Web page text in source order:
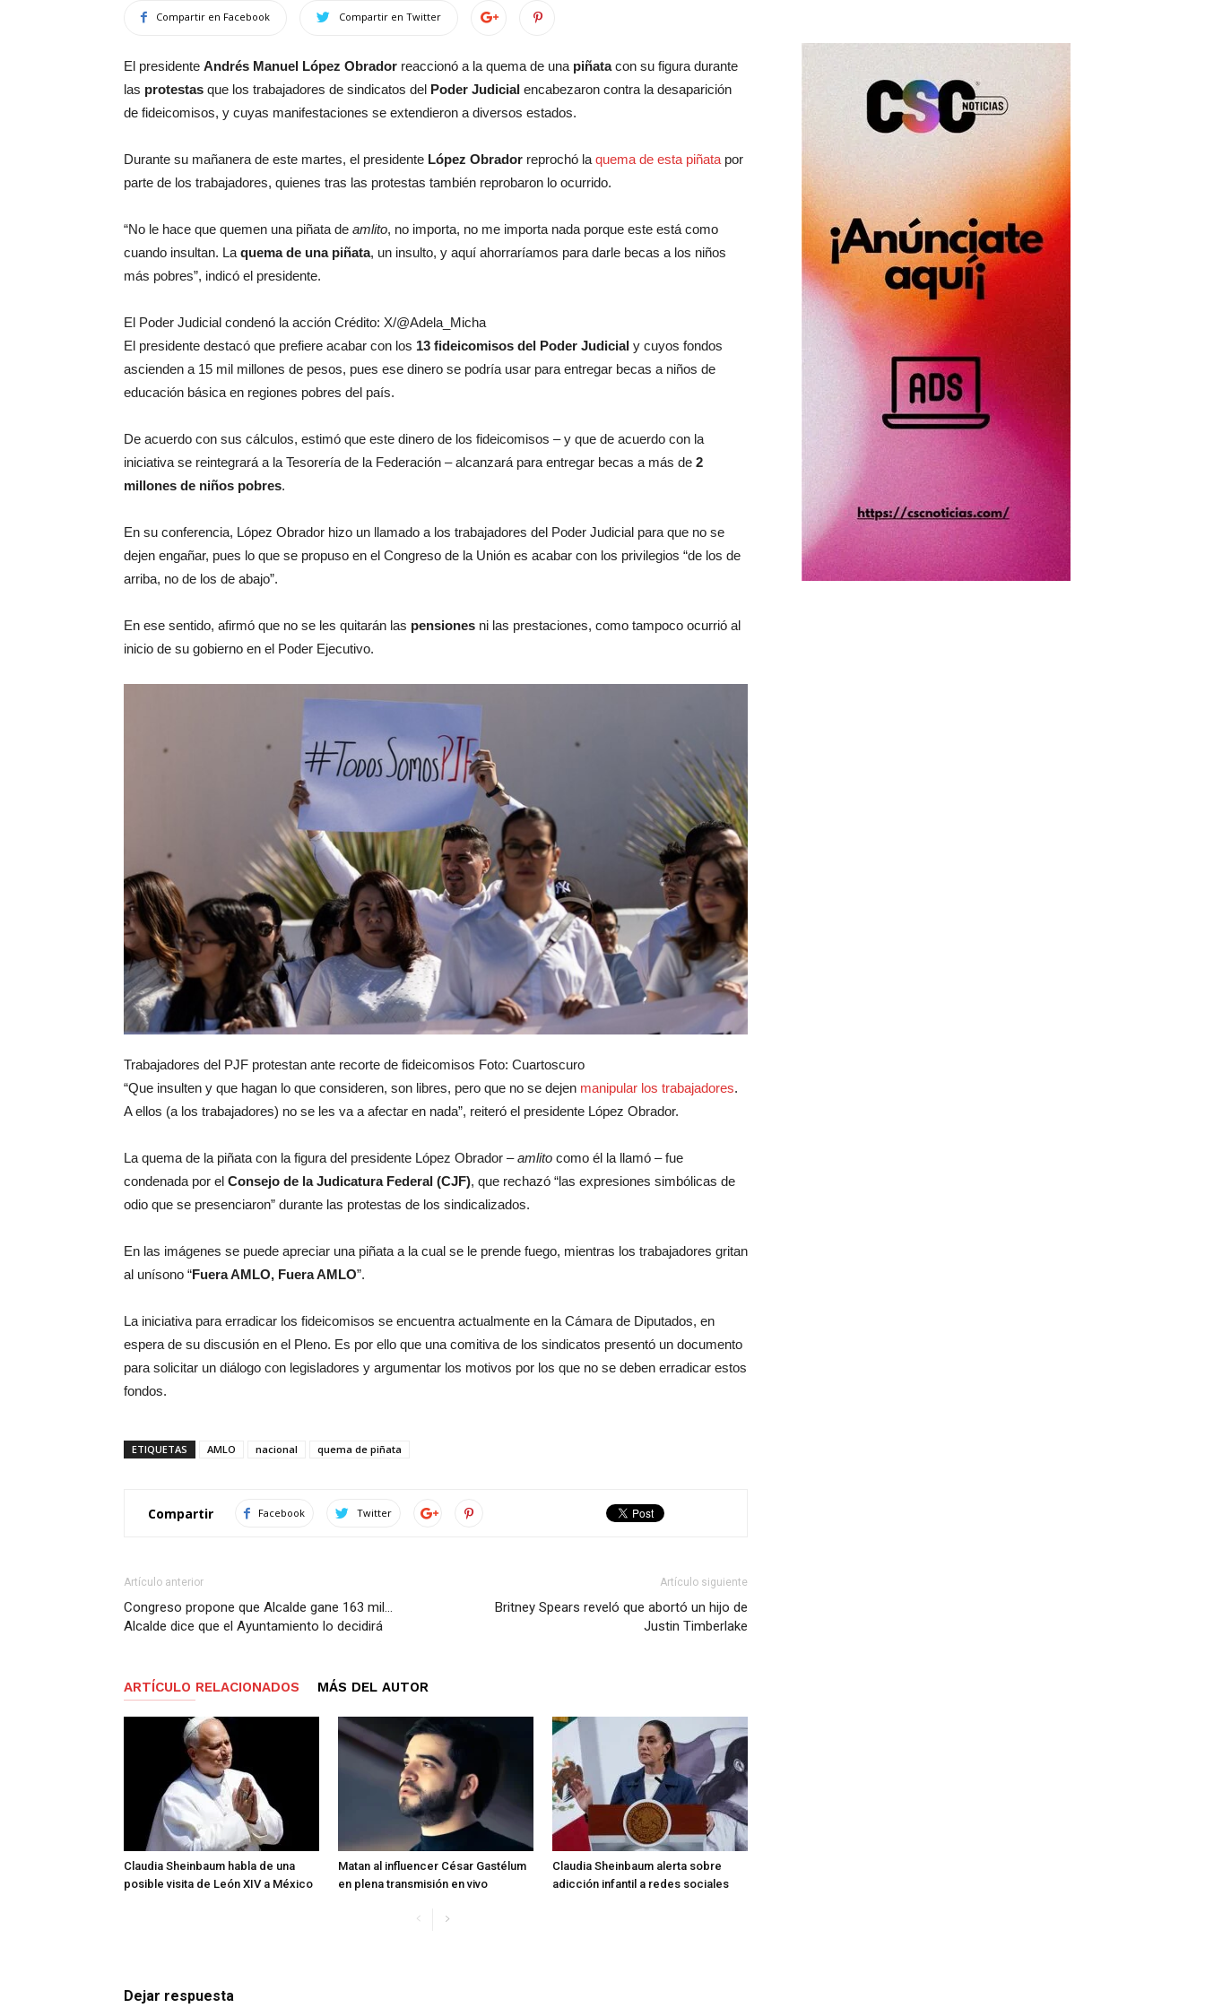
Compartir en Facebook Compartir en Twitter
El presidente Andrés Manuel López Obrador reaccionó a la quema de una piñatacon su figura durante
las protestas que los trabajadores de sindicatos del Poder Judicial encabezaron contra la desaparición
de fideicomisos, y cuyas manifestaciones se extendieron a diversos estados.
Durante su mañanera de este martes, el presidente López Obrador reprochó la quema de esta piñata por
parte de los trabajadores, quienes tras las protestas también reprobaron lo ocurrido.
“No le hace que quemen una piñata de amlito, no importa, no me importa nada porque este está como
cuando insultan. La quema de una piñata, un insulto, y aquí ahorraríamos para darle becas a los niños
más pobres”, indicó el presidente.
El Poder Judicial condenó la acción Crédito: X/@Adela_Micha
El presidente destacó que prefiere acabar con los 13 fideicomisos del Poder Judicial y cuyos fondos
ascienden a 15 mil millones de pesos, pues ese dinero se podría usar para entregar becas a niños de
educación básica en regiones pobres del país.
De acuerdo con sus cálculos, estimó que este dinero de los fideicomisos – y que de acuerdo con la
iniciativa se reintegrará a la Tesorería de la Federación – alcanzará para entregar becas a más de 2
millones de niños pobres.
En su conferencia, López Obrador hizo un llamado a los trabajadores del Poder Judicial para que no se
dejen engañar, pues lo que se propuso en el Congreso de la Unión es acabar con los privilegios “de los de
arriba, no de los de abajo”.
En ese sentido, afirmó que no se les quitarán las pensiones ni las prestaciones, como tampoco ocurrió al
inicio de su gobierno en el Poder Ejecutivo.
Trabajadores del PJF protestan ante recorte de fideicomisos Foto: Cuartoscuro
“Que insulten y que hagan lo que consideren, son libres, pero que no se dejen manipular los trabajadores.
A ellos (a los trabajadores) no se les va a afectar en nada”, reiteró el presidente López Obrador.
La quema de la piñata con la figura del presidente López Obrador –amlito como él la llamó – fue
condenada por el Consejo de la Judicatura Federal (CJF), que rechazó “las expresiones simbólicas de
odio que se presenciaron” durante las protestas de los sindicalizados.
En las imágenes se puede apreciar una piñata a la cual se le prende fuego, mientras los trabajadores gritan
al unísono “Fuera AMLO, Fuera AMLO”.
La iniciativa para erradicar los fideicomisos se encuentra actualmente en la Cámara de Diputados, en
espera de su discusión en el Pleno. Es por ello que una comitiva de los sindicatos presentó un documento
para solicitar un diálogo con legisladores y argumentar los motivos por los que no se deben erradicar estos
fondos.
ETIQUETAS AMLO nacional quema de piñata
Compartir Facebook Twitter
Artículo anterior
Congreso propone que Alcalde gane 163 mil…
Alcalde dice que el Ayuntamiento lo decidirá
Artículo siguiente
Britney Spears reveló que abortó un hijo de
Justin Timberlake
ARTÍCULO RELACIONADOS MÁS DEL AUTOR
Claudia Sheinbaum habla de una
posible visita de León XIV a México
Matan al influencer César Gastélum
en plena transmisión en vivo
Claudia Sheinbaum alerta sobre
adicción infantil a redes sociales
Dejar respuesta